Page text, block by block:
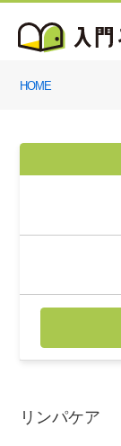
HOME
リンパケア